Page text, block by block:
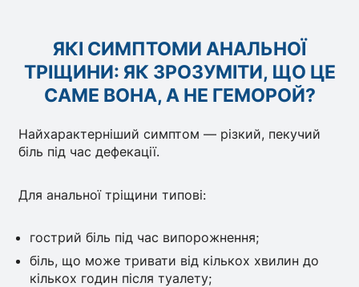
ЯКІ СИМПТОМИ АНАЛЬНОЇ
ТРІЩИНИ: ЯК ЗРОЗУМІТИ, ЩО ЦЕ
САМЕ ВОНА, А НЕ ГЕМОРОЙ?
Найхарактерніший симптом — різкий, пекучий
біль під час дефекації.
Для анальної тріщини типові:
гострий біль під час випорожнення;
біль, що може тривати від кількох хвилин до
кількох годин після туалету;